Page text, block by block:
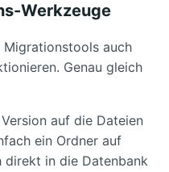
Werkzeuge
auch
Genau gleich
auf die Dateien
ein Ordner auf
direkt in die Datenbank